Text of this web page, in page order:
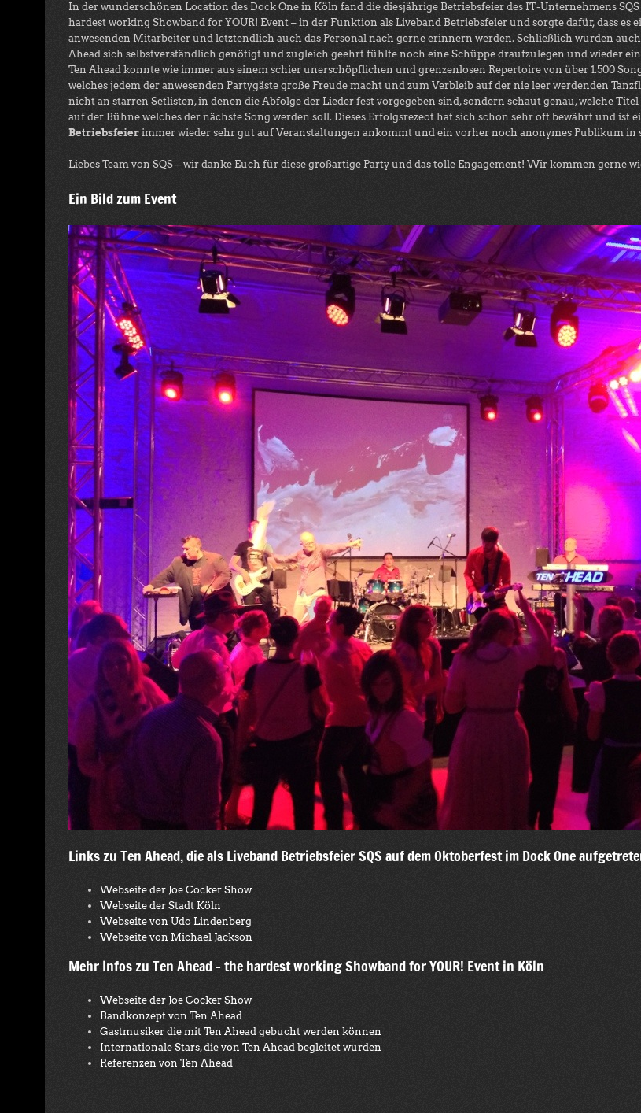
In der wunderschönen Location des Dock One in Köln fand die diesjährige Betriebsfeier des IT-Unternehmens
hardest working Showband for YOUR! Event – in der Funktion als Liveband Betriebsfeier und sorgte dafür, dass es
anwesenden Mitarbeiter und letztendlich auch das Personal nach gerne erinnern werden. Schließlich wurden
Ahead sich selbstverständlich genötigt und zugleich geehrt fühlte noch eine Schüppe draufzulegen und wieder
Ten Ahead konnte wie immer aus einem schier unerschöpflichen und grenzenlosen Repertoire von über 1.500
welches jedem der anwesenden Partygäste große Freude macht und zum Verbleib auf der nie leer werdenden
nicht an starren Setlisten, in denen die Abfolge der Lieder fest vorgegeben sind, sondern schaut genau, welche
auf der Bühne welches der nächste Song werden soll. Dieses Erfolgsrezeot hat sich schon sehr oft bewährt und ist
Betriebsfeier immer wieder sehr gut auf Veranstaltungen ankommt und ein vorher noch anonymes Publikum in
Liebes Team von SQS – wir danke Euch für diese großartige Party und das tolle Engagement! Wir kommen gerne
Ein Bild zum Event
Links zu Ten Ahead, die als Liveband Betriebsfeier SQS auf dem Oktoberfest im Dock One
Webseite der Joe Cocker Show
Webseite der Stadt Köln
Webseite von Udo Lindenberg
Webseite von Michael Jackson
Mehr Infos zu Ten Ahead – the hardest working Showband for YOUR! Event in Köln
Webseite der Joe Cocker Show
Bandkonzept von Ten Ahead
Gastmusiker die mit Ten Ahead gebucht werden können
Internationale Stars, die von Ten Ahead begleitet wurden
Referenzen von Ten Ahead